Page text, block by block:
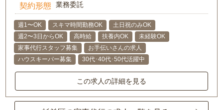
契約形態 業務委託
週1〜OK スキマ時間勤務OK
土日祝のみOK
週2〜3日からOK
高時給 扶養内OK
未経験OK
家事代行スタッフ募集
お手伝いさんの求人
ハウスキーパー募集
30代･40代･50代活躍中
この求人の詳細を見る